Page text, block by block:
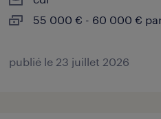
55 000 € - 60 000 €
publié le 23 juillet 2026